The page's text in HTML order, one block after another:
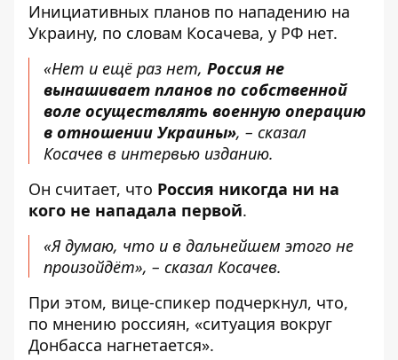
Инициативных планов по нападению на
Украину, по словам Косачева, у РФ нет.
«Нет и ещё раз нет, Россия не
вынашивает планов по собственной
воле осуществлять военную операцию
в отношении Украины», – сказал
Косачев в интервью изданию.
Он считает, что Россия никогда ни на
кого не нападала первой.
«Я думаю, что и в дальнейшем этого не
произойдёт», – сказал Косачев.
При этом, вице-спикер подчеркнул, что,
по мнению россиян, «ситуация вокруг
Донбасса нагнетается».